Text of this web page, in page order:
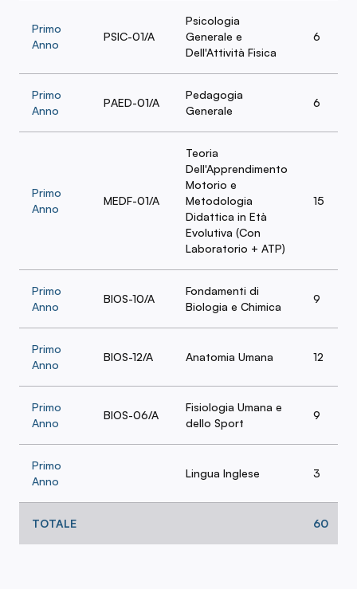
Primo
Anno
PSIC-01/A
Psicologia
Generale e
Dell'Attività Fisica
6
Primo
Anno
PAED-01/A
Pedagogia
Generale
6
Primo
Anno
MEDF-01/A
Teoria
Dell'Apprendimento
Motorio e
Metodologia
Didattica in Età
Evolutiva (Con
Laboratorio + ATP)
15
Primo
Anno
BIOS-10/A
Fondamenti di
Biologia e Chimica
9
Primo
Anno
BIOS-12/A Anatomia Umana 12
Primo
Anno
BIOS-06/A
Fisiologia Umana e
dello Sport
9
Primo
Anno
Lingua Inglese 3
TOTALE 60